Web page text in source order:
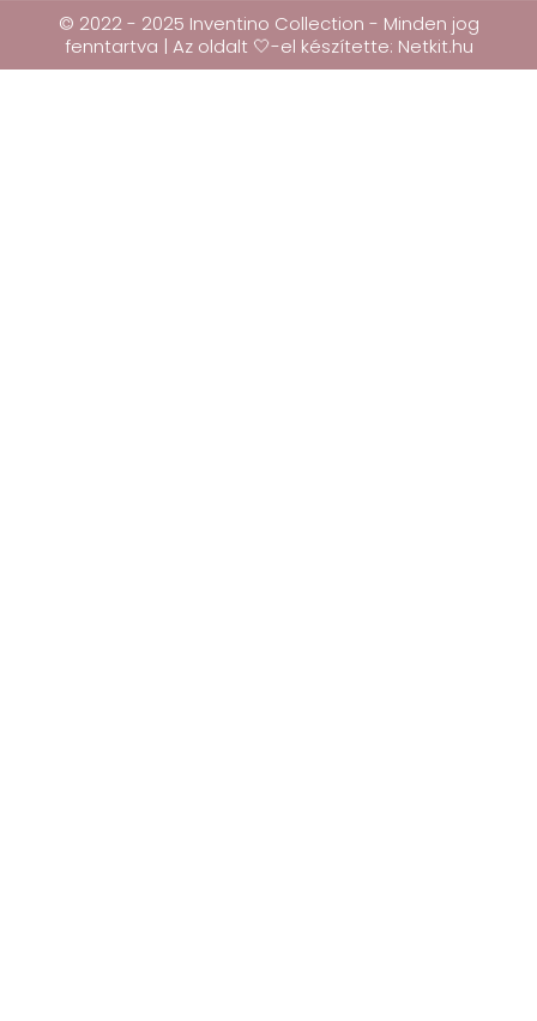
© 2022 - 2025 Inventino Collection - Minden jog
fenntartva | Az oldalt 🤍-el készítette: Netkit.hu